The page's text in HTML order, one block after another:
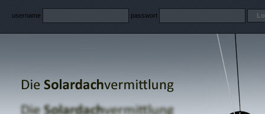
username passwort